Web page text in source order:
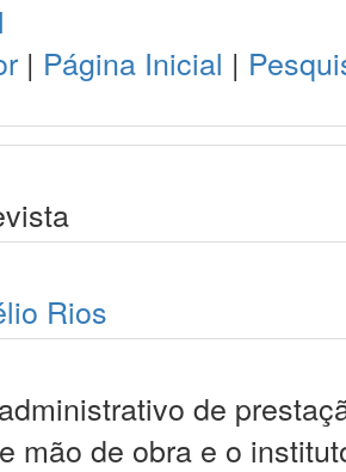
| Página Inicial |
Rios
de
mão de obra e o